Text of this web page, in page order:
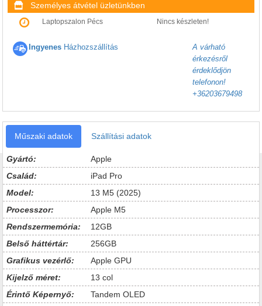
Személyes átvétel üzletünkben
Laptopszalon Pécs Nincs készleten!
Ingyenes Házhozszállítás
A várható
érkezésről
érdeklődjön
telefonon!
+36203679498
Műszaki adatok Szállítási adatok
Gyártó:
Apple
Család:
iPad Pro
Model:
13 M5 (2025)
Processzor:
Apple M5
Rendszermemória:
12GB
Belső háttértár:
256GB
Grafikus vezérlő:
Apple GPU
Kijelző méret:
13 col
Érintő Képernyő:
Tandem OLED